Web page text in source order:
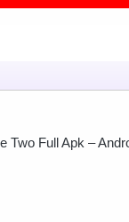
Two Full Apk –